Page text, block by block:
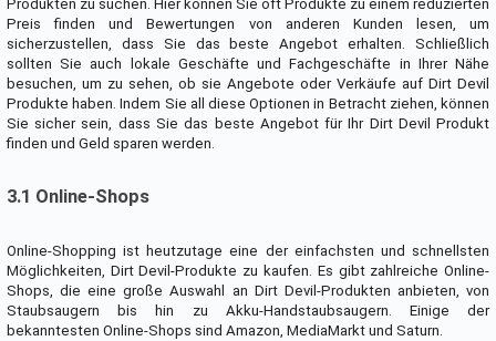
Produkten zu suchen. Hier können Sie oft Produkte zu einem reduzierten
Preis finden und Bewertungen von anderen Kunden lesen, um
sicherzustellen, dass Sie das beste Angebot erhalten. Schließlich
sollten Sie auch lokale Geschäfte und Fachgeschäfte in Ihrer Nähe
besuchen, um zu sehen, ob sie Angebote oder Verkäufe auf Dirt Devil
Produkte haben. Indem Sie all diese Optionen in Betracht ziehen, können
Sie sicher sein, dass Sie das beste Angebot für Ihr Dirt Devil Produkt
finden und Geld sparen werden.
3.1 Online-Shops
Online-Shopping ist heutzutage eine der einfachsten und schnellsten
Möglichkeiten, Dirt Devil-Produkte zu kaufen. Es gibt zahlreiche Online-
Shops, die eine große Auswahl an Dirt Devil-Produkten anbieten, von
Staubsaugern bis hin zu Akku-Handstaubsaugern. Einige der
bekanntesten Online-Shops sind Amazon, MediaMarkt und Saturn.